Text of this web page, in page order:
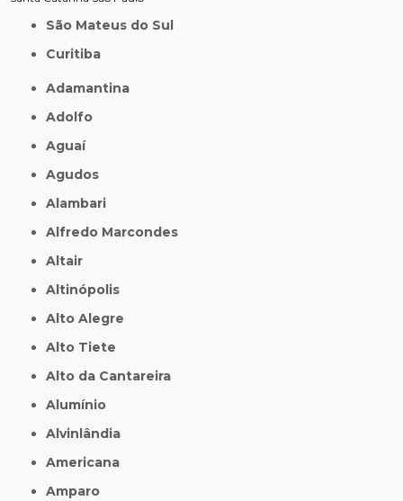
São Mateus do Sul
Curitiba
Adamantina
Adolfo
Aguaí
Agudos
Alambari
Alfredo Marcondes
Altair
Altinópolis
Alto Alegre
Alto Tiete
Alto da Cantareira
Alumínio
Alvinlândia
Americana
Amparo